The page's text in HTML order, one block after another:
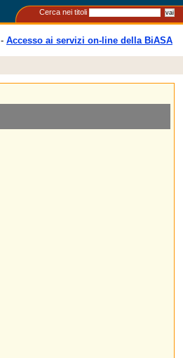
Cerca nei titoli
- Accesso ai servizi on-line della BiASA